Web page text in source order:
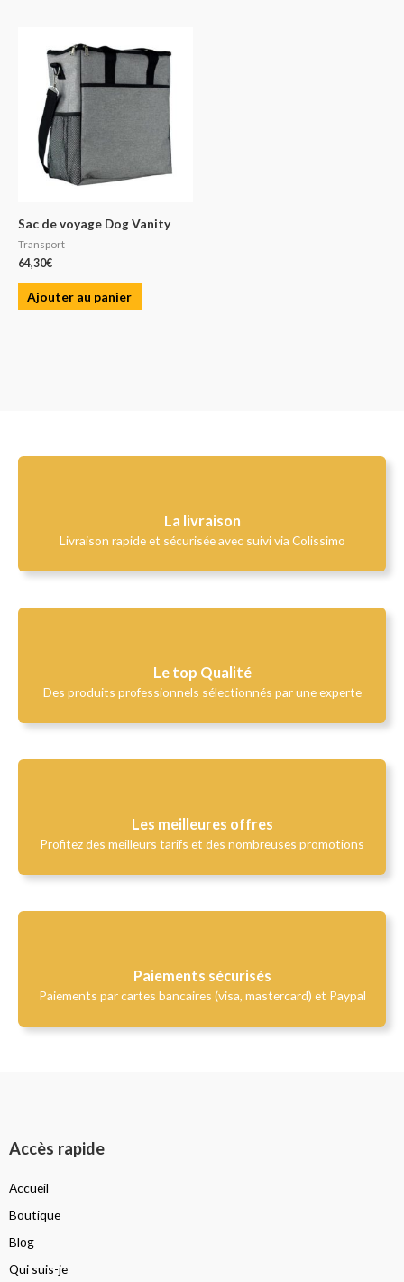
Sac de voyage Dog Vanity
Transport
64,30€
Ajouter au panier
La livraison
Livraison rapide et sécurisée avec suivi via Colissimo
Le top Qualité​
Des produits professionnels sélectionnés par une experte
Les meilleures offres
Profitez des meilleurs tarifs et des nombreuses promotions
Paiements sécurisés
Paiements par cartes bancaires (visa, mastercard) et Paypal
Accès rapide
Accueil
Boutique
Blog
Qui suis-je